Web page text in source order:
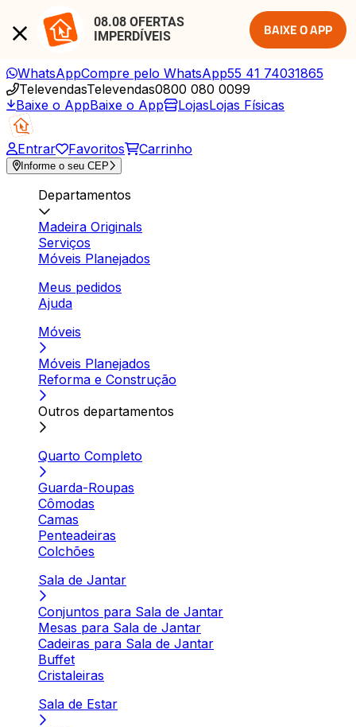
08.08 OFERTAS
IMPERDÍVEIS
BAIXE O APP
WhatsAppCompre pelo WhatsApp55 41 74031865
TelevendasTelevendas0800 080 0099
Baixe o AppBaixe o App LojasLojas Físicas
Entrar Favoritos Carrinho
Informe o seu CEP
Departamentos
Madeira Originals
Serviços
Móveis Planejados
Meus pedidos
Ajuda
Móveis
Móveis Planejados
Reforma e Construção
Outros departamentos
Quarto Completo
Guarda-Roupas
Cômodas
Camas
Penteadeiras
Colchões
Sala de Jantar
Conjuntos para Sala de Jantar
Mesas para Sala de Jantar
Cadeiras para Sala de Jantar
Buffet
Cristaleiras
Sala de Estar